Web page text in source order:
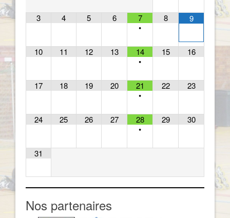
3 4 5 6 7
•
8 9
10 11 12 13 14
•
15 16
17 18 19 20 21
•
22 23
24 25 26 27 28
•
29 30
31
Nos partenaires